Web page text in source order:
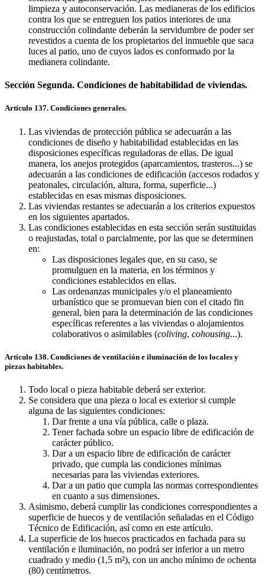
limpieza y autoconservación. Las medianeras de los edificios
contra los que se entreguen los patios interiores de una
construcción colindante deberán la servidumbre de poder ser
revestidos a cuenta de los propietarios del inmueble que saca
luces al patio, uno de cuyos lados es conformado por la
medianera colindante.
Sección Segunda. Condiciones de habitabilidad de viviendas.
Artículo 137. Condiciones generales.
Las viviendas de protección pública se adecuarán a las
condiciones de diseño y habitabilidad establecidas en las
disposiciones específicas reguladoras de ellas. De igual
manera, los anejos protegidos (aparcamientos, trasteros...) se
adecuarán a las condiciones de edificación (accesos rodados y
peatonales, circulación, altura, forma, superficie...)
establecidas en esas mismas disposiciones.
Las viviendas restantes se adecuarán a los criterios expuestos
en los siguientes apartados.
Las condiciones establecidas en esta sección serán sustituidas
o reajustadas, total o parcialmente, por las que se determinen
en:
Las disposiciones legales que, en su caso, se
promulguen en la materia, en los términos y
condiciones establecidos en ellas.
Las ordenanzas municipales y/o el planeamiento
urbanístico que se promuevan bien con el citado fin
general, bien para la determinación de las condiciones
específicas referentes a las viviendas o alojamientos
colaborativos o asimilables (coliving, cohousing...).
Artículo 138. Condiciones de ventilación e iluminación de los locales y
piezas habitables.
Todo local o pieza habitable deberá ser exterior.
Se considera que una pieza o local es exterior si cumple
alguna de las siguientes condiciones:
Dar frente a una vía pública, calle o plaza.
Tener fachada sobre un espacio libre de edificación de
carácter público.
Dar a un espacio libre de edificación de carácter
privado, que cumpla las condiciones mínimas
necesarias para las viviendas exteriores.
Dar a un patio que cumpla las normas correspondientes
en cuanto a sus dimensiones.
Asimismo, deberá cumplir las condiciones correspondientes a
superficie de huecos y de ventilación señaladas en el Código
Técnico de Edificación, así como en este artículo.
La superficie de los huecos practicados en fachada para su
ventilación e iluminación, no podrá ser inferior a un metro
cuadrado y medio (1,5 m²), con un ancho mínimo de ochenta
(80) centímetros.